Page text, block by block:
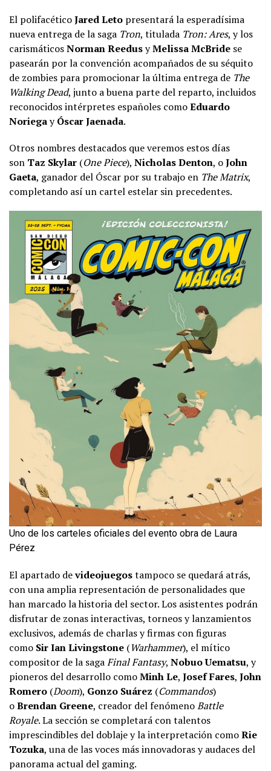
El polifacéticoJared Leto presentará la esperadísima
nueva entrega de la saga Tron, titulada Tron: Ares, y los
carismáticosNorman ReedusyMelissa McBride se
pasearán por la convención acompañados de su séquito
de zombies para promocionar la última entrega de The
Walking Dead, junto a buena parte del reparto, incluidos
reconocidos intérpretes españoles comoEduardo
NoriegayÓscar Jaenada.
Otros nombres destacados que veremos estos días
son Taz Skylar (One Piece), Nicholas Denton, oJohn
Gaeta, ganador del Óscar por su trabajo en The Matrix,
completando así un cartel estelar sin precedentes.
Uno de los carteles oficiales del evento obra de Laura
Pérez
El apartado devideojuegostampoco se quedará atrás,
con una amplia representación de personalidades que
han marcado la historia del sector. Los asistentes podrán
disfrutar de zonas interactivas, torneos y lanzamientos
exclusivos, además de charlas y firmas con figuras
como Sir Ian Livingstone (Warhammer), el mítico
compositor de la sagaFinal Fantasy, Nobuo Uematsu, y
pioneros del desarrollo comoMinh Le, Josef Fares, John
Romero (Doom), Gonzo Suárez (Commandos)
oBrendan Greene, creador del fenómenoBattle
Royale. La sección se completará con talentos
imprescindibles del doblaje y la interpretación comoRie
Tozuka, una de las voces más innovadoras y audaces del
panorama actual del gaming.